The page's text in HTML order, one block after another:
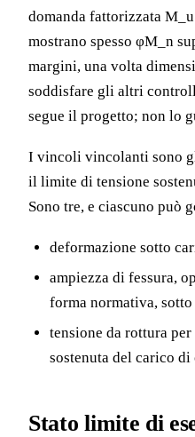
domanda fattorizzata
mostrano spesso φM_n
margini, una volta
soddisfare gli altri
segue il progetto; non lo
I vincoli vincolanti sono
il limite di tensione
Sono tre, e ciascuno può
deformazione sotto
ampiezza di fessura,
forma normativa,
tensione da rottura
sostenuta del carico di
Stato limite di